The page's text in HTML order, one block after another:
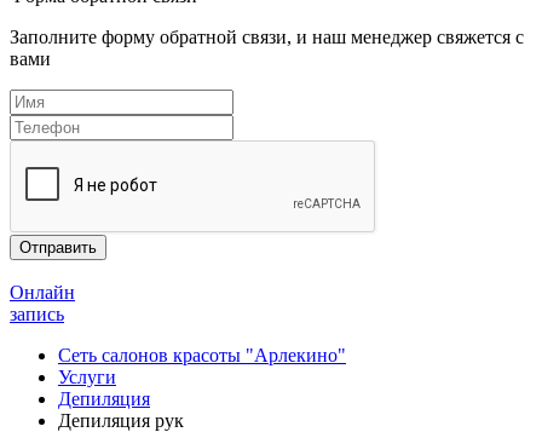
Заполните форму обратной связи, и наш менеджер свяжется с
вами
Онлайн
запись
Сеть салонов красоты "Арлекино"
Услуги
Депиляция
Депиляция рук